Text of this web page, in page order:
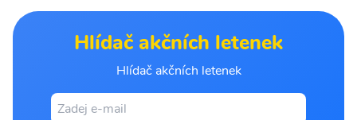
Hlídač akčních letenek
Hlídač akčních letenek